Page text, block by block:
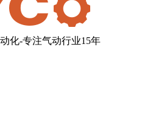
化-专注气动行业15年